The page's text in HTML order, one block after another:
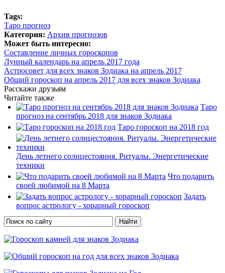
Tags:
Таро прогноз
Категория: Архив прогнозов
Может быть интересно:
Составление личных гороскопов
Лунный календарь на апрель 2017 года
Астросовет для всех знаков Зодиака на апрель 2017
Общий гороскоп на апрель 2017 для всех знаков Зодиака
Расскажи друзьям
Читайте также
Таро
прогноз на сентябрь 2018 для знаков Зодиака
Таро гороскоп на 2018 год
День летнего солнцестояния. Ритуалы. Энергетические
техники
Что подарить
своей любимой на 8 Марта
Задать
вопрос астрологу - хорарный гороскоп
Форма поиска